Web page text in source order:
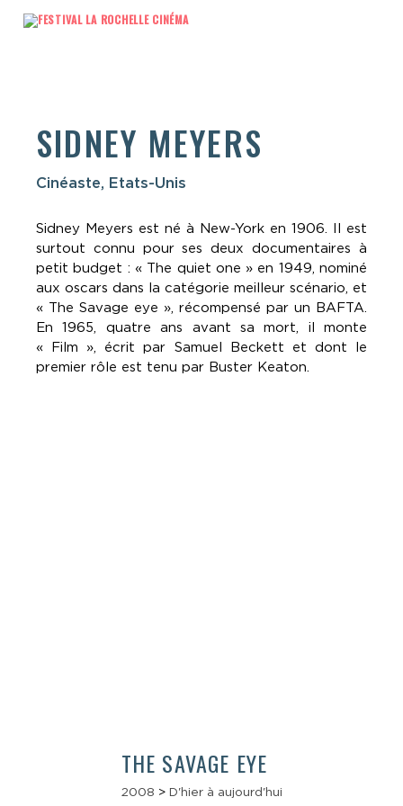
SIDNEY MEYERS
Cinéaste, Etats-Unis
Sidney Meyers est né à New-York en 1906. Il est
surtout connu pour ses deux documentaires à
petit budget : « The quiet one » en 1949, nominé
aux oscars dans la catégorie meilleur scénario, et
« The Savage eye », récompensé par un BAFTA.
En 1965, quatre ans avant sa mort, il monte
« Film », écrit par Samuel Beckett et dont le
premier rôle est tenu par Buster Keaton.
THE SAVAGE EYE
2008 > D'hier à aujourd'hui